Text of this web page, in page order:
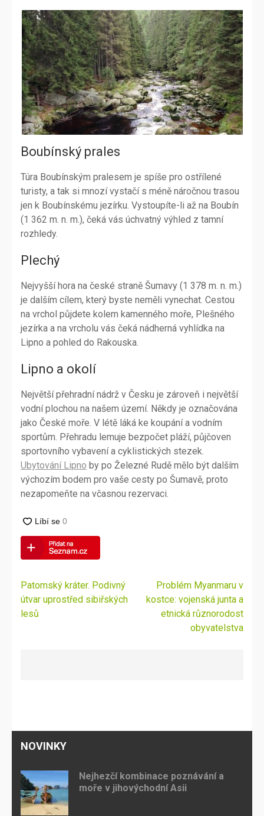
Boubínský prales
Túra Boubínským pralesem je spíše pro ostřílené
turisty, a tak si mnozí vystačí s méně náročnou trasou
jen k Boubínskému jezírku. Vystoupíte-li až na Boubín
(1 362 m. n. m.), čeká vás úchvatný výhled z tamní
rozhledy.
Plechý
Nejvyšší hora na české straně Šumavy (1 378 m. n. m.)
je dalším cílem, který byste neměli vynechat. Cestou
na vrchol půjdete kolem kamenného moře, Plešného
jezírka a na vrcholu vás čeká nádherná vyhlídka na
Lipno a pohled do Rakouska.
Lipno a okolí
Největší přehradní nádrž v Česku je zároveň i největší
vodní plochou na našem území. Někdy je označována
jako České moře. V létě láká ke koupání a vodním
sportům. Přehradu lemuje bezpočet pláží, půjčoven
sportovního vybavení a cyklistických stezek.
Ubytování Lipno by po Železné Rudě mělo být dalším
výchozím bodem pro vaše cesty po Šumavě, proto
nezapomeňte na včasnou rezervaci.
Navigace
pro
příspěvek
Patomský kráter. Podivný
útvar uprostřed sibiřských
lesů
Problém Myanmaru v
kostce: vojenská junta a
etnická různorodost
obyvatelstva
NOVINKY
Nejhezčí kombinace poznávání a
moře v jihovýchodní Asii